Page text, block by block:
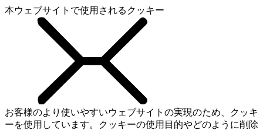
本ウェブサイトで使用されるクッキー
お客様のより使いやすいウェブサイトの実現のため、クッキ
ーを使用しています。クッキーの使用目的やどのように削除